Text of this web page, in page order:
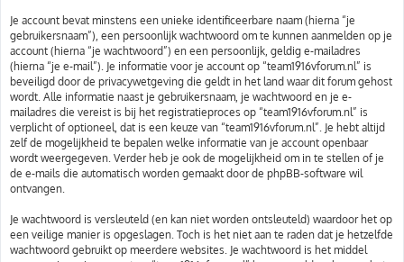
Je account bevat minstens een unieke identificeerbare naam (hierna “je
gebruikersnaam”), een persoonlijk wachtwoord om te kunnen aanmelden op je
account (hierna “je wachtwoord”) en een persoonlijk, geldig e-mailadres
(hierna “je e-mail”). Je informatie voor je account op “team1916vforum.nl” is
beveiligd door de privacywetgeving die geldt in het land waar dit forum gehost
wordt. Alle informatie naast je gebruikersnaam, je wachtwoord en je e-
mailadres die vereist is bij het registratieproces op “team1916vforum.nl” is
verplicht of optioneel, dat is een keuze van “team1916vforum.nl”. Je hebt altijd
zelf de mogelijkheid te bepalen welke informatie van je account openbaar
wordt weergegeven. Verder heb je ook de mogelijkheid om in te stellen of je
de e-mails die automatisch worden gemaakt door de phpBB-software wil
ontvangen.
Je wachtwoord is versleuteld (en kan niet worden ontsleuteld) waardoor het op
een veilige manier is opgeslagen. Toch is het niet aan te raden dat je hetzelfde
wachtwoord gebruikt op meerdere websites. Je wachtwoord is het middel